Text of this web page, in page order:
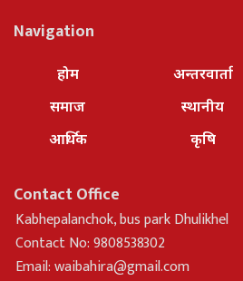
Navigation
होम
समाज
आर्थिक
अन्तरवार्ता
स्थानीय
कृषि
Contact Office
Kabhepalanchok, bus park Dhulikhel
Contact No: 9808538302
Email:waibahira@gmail.com